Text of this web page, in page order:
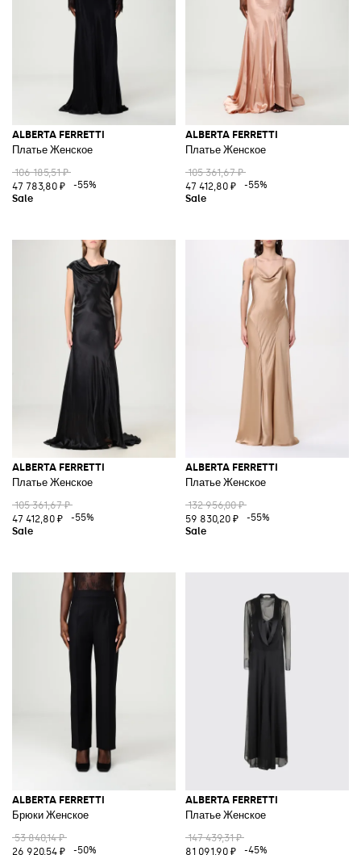
ALBERTA FERRETTI
Платье Женское
106 185,51 ₽
47 783,80 ₽
-55%
ALBERTA FERRETTI
Платье Женское
105 361,67 ₽
47 412,80 ₽
-55%
ALBERTA FERRETTI
Платье Женское
105 361,67 ₽
47 412,80 ₽
-55%
ALBERTA FERRETTI
Платье Женское
132 956,00 ₽
59 830,20 ₽
-55%
ALBERTA FERRETTI
Брюки Женское
53 840,14 ₽
26 920,54 ₽
-50%
ALBERTA FERRETTI
Платье Женское
147 439,31 ₽
81 091,90 ₽
-45%